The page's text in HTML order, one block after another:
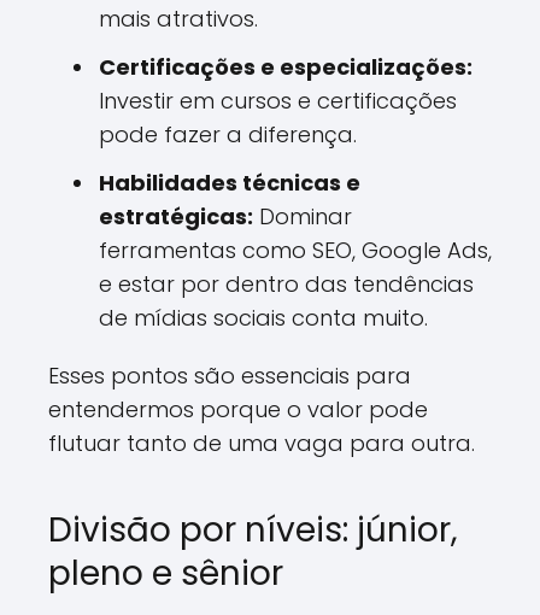
mais atrativos.
Certificações e especializações:
Investir em cursos e certificações
pode fazer a diferença.
Habilidades técnicas e
estratégicas: Dominar
ferramentas como SEO, Google Ads,
e estar por dentro das tendências
de mídias sociais conta muito.
Esses pontos são essenciais para
entendermos porque o valor pode
flutuar tanto de uma vaga para outra.
Divisão por níveis: júnior,
pleno e sênior